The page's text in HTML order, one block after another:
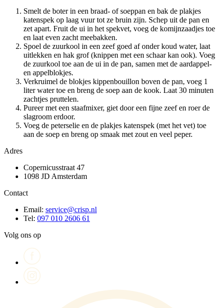
Smelt de boter in een braad- of soeppan en bak de plakjes
katenspek op laag vuur tot ze bruin zijn. Schep uit de pan en
zet apart. Fruit de ui in het spekvet, voeg de komijnzaadjes toe
en laat even zacht meebakken.
Spoel de zuurkool in een zeef goed af onder koud water, laat
uitlekken en hak grof (knippen met een schaar kan ook). Voeg
de zuurkool toe aan de ui in de pan, samen met de aardappel-
en appelblokjes.
Verkruimel de blokjes kippenbouillon boven de pan, voeg 1
liter water toe en breng de soep aan de kook. Laat 30 minuten
zachtjes pruttelen.
Pureer met een staafmixer, giet door een fijne zeef en roer de
slagroom erdoor.
Voeg de peterselie en de plakjes katenspek (met het vet) toe
aan de soep en breng op smaak met zout en veel peper.
Adres
Copernicusstraat 47
1098 JD Amsterdam
Contact
Email: service@crisp.nl
Tel: 097 010 2606 61
Volg ons op